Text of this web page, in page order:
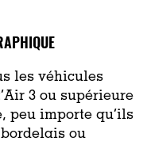
les véhicules
3 ou supérieure
peu importe qu’ils
ou